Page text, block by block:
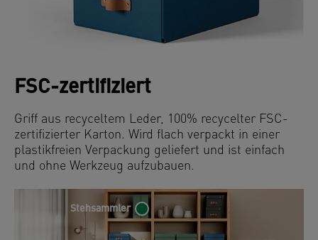
FSC-zertifiziert
Griff aus recyceltem Leder, 100% recycelter FSC-
zertifizierter Karton. Wird flach verpackt in einer
plastikfreien Verpackung geliefert und ist einfach
und ohne Werkzeug aufzubauen.
Stehsammler